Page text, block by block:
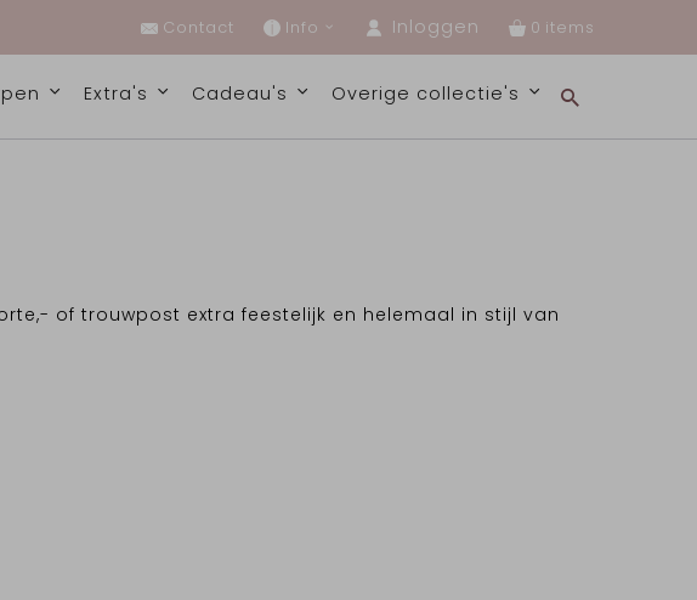
Contact Info Inloggen 0
Extra's Cadeau's Overige collectie's
of trouwpost extra feestelijk en helemaal in stijl van